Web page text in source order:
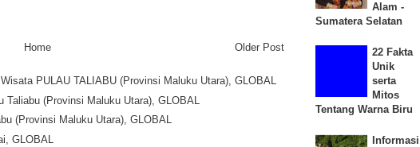
Alam -
Sumatera Selatan
22 Fakta
Unik
serta
Mitos
Tentang Warna Biru
Informasi
Older Post
Home
PULAU TALIABU (Provinsi Maluku Utara), GLOBAL
(Provinsi Maluku Utara), GLOBAL
(Provinsi Maluku Utara), GLOBAL
GLOBAL